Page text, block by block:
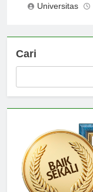
Universitas
Cari